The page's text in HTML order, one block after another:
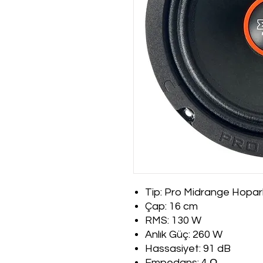
Tip: Pro Midrange
Çap: 16 cm
RMS: 130 W
Anlık Güç: 260 W
Hassasiyet: 91 dB